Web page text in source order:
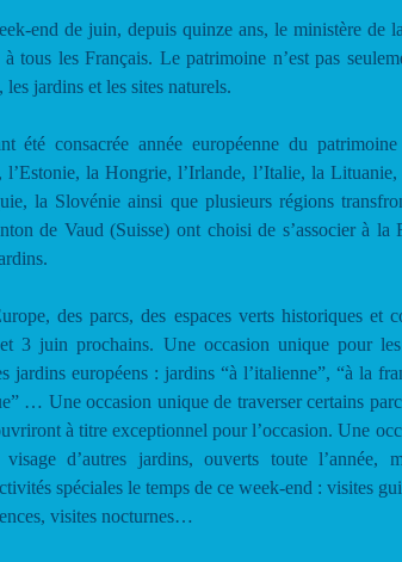
end de juin, depuis quinze ans, le ministère de
tous les Français. Le patrimoine n’est pas
les jardins et les sites naturels.
été consacrée année européenne du
l’Estonie, la Hongrie, l’Irlande, l’Italie, la
la Slovénie ainsi que plusieurs régions
de Vaud (Suisse) ont choisi de s’associer à la
des parcs, des espaces verts historiques et
3 juin prochains. Une occasion unique pour
jardins européens : jardins “à l’italienne”, “à la
… Une occasion unique de traverser certains
à titre exceptionnel pour l’occasion. Une
d’autres jardins, ouverts toute l’année,
spéciales le temps de ce week-end : visites
visites nocturnes…